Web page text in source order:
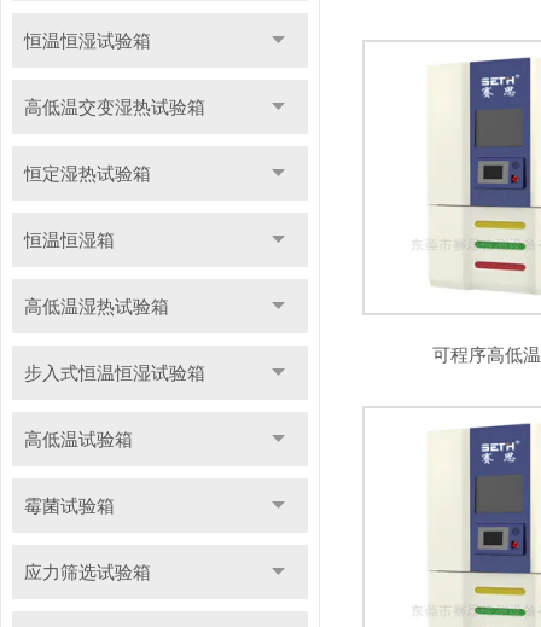
恒温恒湿试验箱
高低温交变湿热试验箱
恒定湿热试验箱
恒温恒湿箱
高低温湿热试验箱
步入式恒温恒湿试验箱
高低温试验箱
霉菌试验箱
应力筛选试验箱
可程序高低